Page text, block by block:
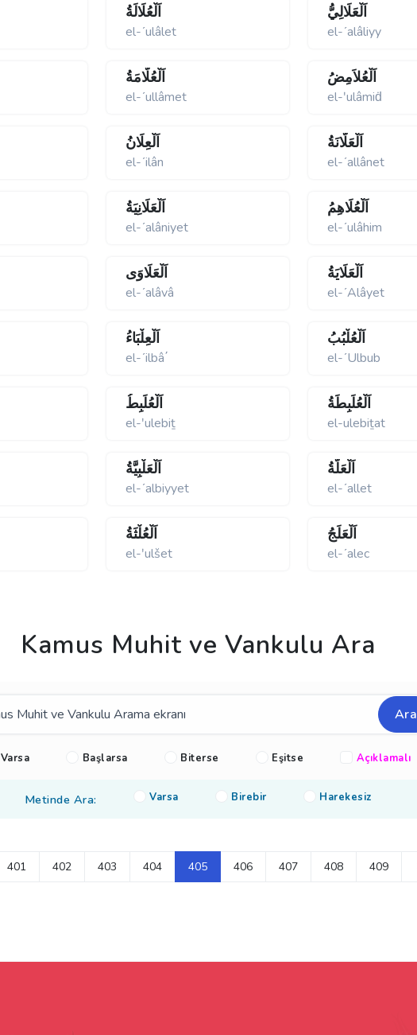
اَلْعُلَالَةُ
el-ʹulâlet
اَلْعَلَالِيُّ
el-ʹalâliyy
اَلْعُلَّامَةُ
el-ʹullâmet
اَلْعُلاَمِضُ
el-ʹulâmiḋ
اَلْعِلَانُ
el-ʹilân
اَلْعَلَّانَةُ
el-ʹallânet
اَلْعَلَانِيَةُ
el-ʹalâniyet
اَلْعُلَاهِمُ
el-ʹulâhim
اَلْعَلَاوَى
el-ʹalâvâ
اَلْعَلَايَةُ
el-ʹAlâyet
اَلْعِلْبَاءُ
el-ʹilbâ΄
اَلْعُلْبُبُ
el-ʹUlbub
اَلْعُلَبِطُ
el-ʹulebiṯ
اَلْعُلَبِطَةُ
el-ulebiṯat
اَلْعَلْبِيَّةُ
el-ʹalbiyyet
اَلْعَلَّةُ
el-ʹallet
اَلْعُلْثَةُ
el-ʹulšet
اَلْعَلَجُ
el-ʹalec
Kamus Muhit ve Vankulu Ara
Ara
Varsa Başlarsa Biterse Eşitse Açıklamalı
Metinde Ara: Varsa Birebir Harekesiz
401 402 403 404 405 406 407 408 409